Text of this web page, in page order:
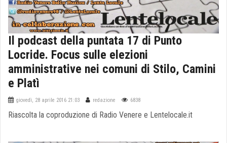
Il podcast della puntata 17 di Punto
Locride. Focus sulle elezioni
amministrative nei comuni di Stilo, Camini
e Platì
giovedì, 28 aprile 2016 21:03 redazione 6838
Riascolta la coproduzione di Radio Venere e Lentelocale.it